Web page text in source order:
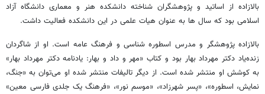
بالازاده از اساتید و پژوهشگران شناخته دانشکده هنر و معماری دانشگاه آزاد
اسلامی بود که سال ها به عنوان هیات علمی در این دانشکده فعالیت داشت.
بالازاده پژوهشگر و مدرس اسطوره شناسی و فرهنگ عامه است. او از شاگردان
زنده‌یاد دکتر مهرداد بهار بود و کتاب «مهر و داد و بهار: یادنامه دکتر مهرداد بهار»
به کوشش او منتشر شده است. از دیگر تالیفات منتشر شده او می‌توان به «جنگ،
نمایش، اسطوره»، «پسر شهرزاد»، «موسم نور»، «فرهنگ یک جلدی فارسی معین»